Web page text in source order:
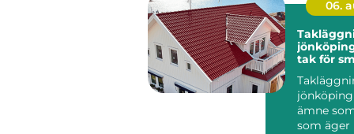
06.
jönköping
tak för
ämne
som äger